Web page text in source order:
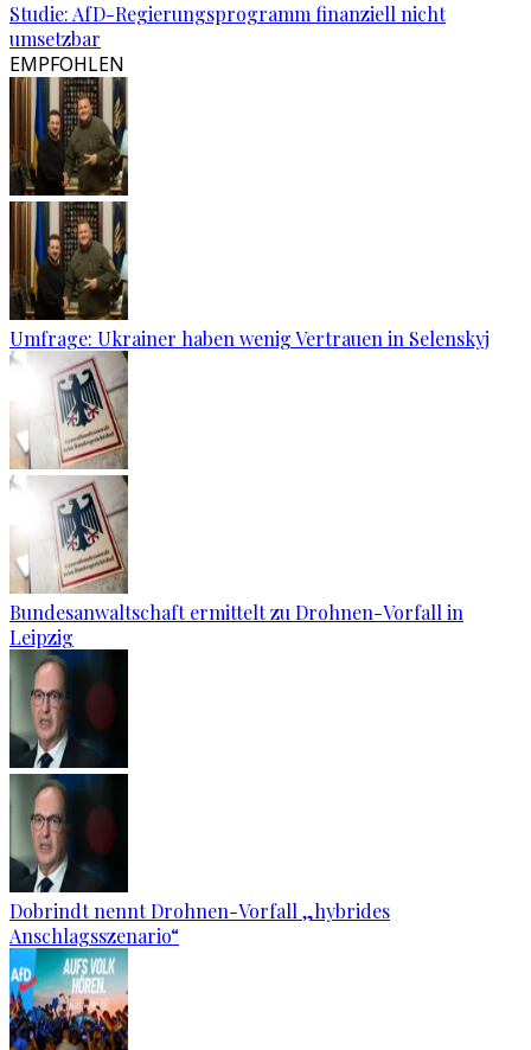
Studie: AfD-Regierungsprogramm finanziell nicht
umsetzbar
EMPFOHLEN
Umfrage: Ukrainer haben wenig Vertrauen in Selenskyj
Bundesanwaltschaft ermittelt zu Drohnen-Vorfall in
Leipzig
Dobrindt nennt Drohnen-Vorfall „hybrides
Anschlagsszenario“